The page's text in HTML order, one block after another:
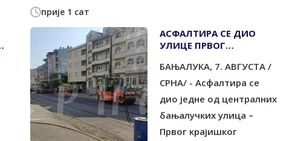
прије 1 сат
АСФАЛТИРА СЕ ДИО
УЛИЦЕ ПРВОГ
БАЊАЛУКА, 7. АВГУСТА /
СРНА/ - Асфалтира се
дио једне од централних
бањалучких улица –
Првог крајишког